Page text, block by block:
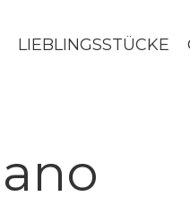
LIEBLINGSSTÜCKE